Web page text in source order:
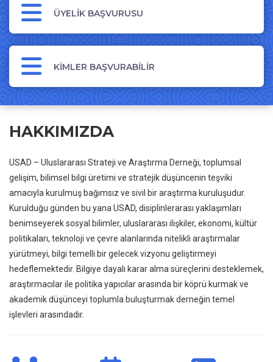
ÜYELİK BAŞVURUSU
KİMLER BAŞVURABİLİR
HAKKIMIZDA
USAD – Uluslararası Strateji ve Araştırma Derneği, toplumsal
gelişim, bilimsel bilgi üretimi ve stratejik düşüncenin teşviki
amacıyla kurulmuş bağımsız ve sivil bir araştırma kuruluşudur.
Kurulduğu günden bu yana USAD, disiplinlerarası yaklaşımları
benimseyerek sosyal bilimler, uluslararası ilişkiler, ekonomi, kültür
politikaları, teknoloji ve çevre alanlarında nitelikli araştırmalar
yürütmeyi, bilgi temelli bir gelecek vizyonu geliştirmeyi
hedeflemektedir. Bilgiye dayalı karar alma süreçlerini desteklemek,
araştırmacılar ile politika yapıcılar arasında bir köprü kurmak ve
akademik düşünceyi toplumla buluşturmak derneğin temel
işlevleri arasındadır.